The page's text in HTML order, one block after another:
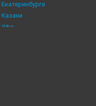
Екатеринбурге
Казани
Уфе